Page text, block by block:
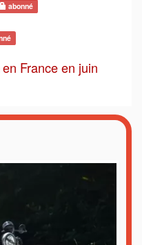
abonné
France en juin